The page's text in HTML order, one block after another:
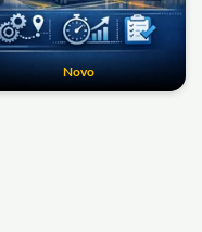
Novo